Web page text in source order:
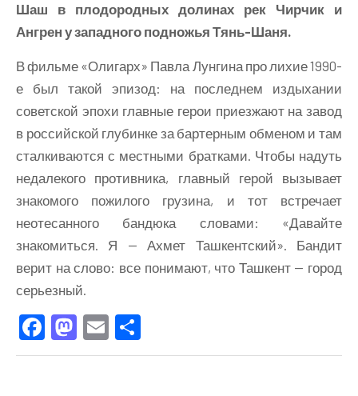
Шаш в плодородных долинах рек Чирчик и
Ангрен у западного подножья Тянь-Шаня.
В фильме «Олигарх» Павла Лунгина про лихие 1990-
е был такой эпизод: на последнем издыхании
советской эпохи главные герои приезжают на завод
в российской глубинке за бартерным обменом и там
сталкиваются с местными братками. Чтобы надуть
недалекого противника, главный герой вызывает
знакомого пожилого грузина, и тот встречает
неотесанного бандюка словами: «Давайте
знакомиться. Я — Ахмет Ташкентский». Бандит
верит на слово: все понимают, что Ташкент — город
серьезный.
Facebook
Mastodon
Email